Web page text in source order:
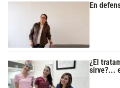
En
¿El
sirve?...